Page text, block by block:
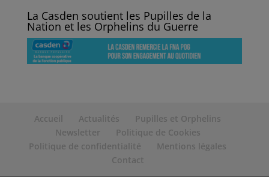
La Casden soutient les Pupilles de la
Nation et les Orphelins du Guerre
Accueil Actualités
Pupilles et Orphelins
Newsletter
Politique de Cookies
Politique de confidentialité
Mentions légales
Contact